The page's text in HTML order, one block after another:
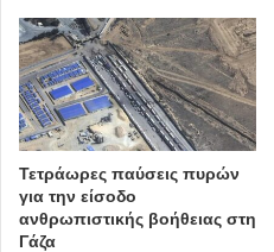
Τετράωρες παύσεις πυρών
για την είσοδο
ανθρωπιστικής βοήθειας στη
Γάζα